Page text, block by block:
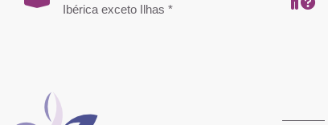
Ibérica exceto Ilhas *